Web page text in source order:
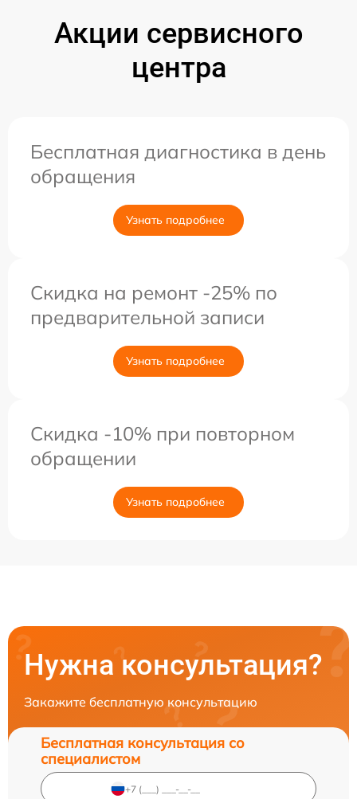
Акции сервисного
центра
Бесплатная диагностика в день
обращения
Узнать подробнее
Скидка на ремонт -25% по
предварительной записи
Узнать подробнее
Скидка -10% при повторном
обращении
Узнать подробнее
Нужна консультация?
Закажите бесплатную консультацию
Бесплатная консультация со
специалистом